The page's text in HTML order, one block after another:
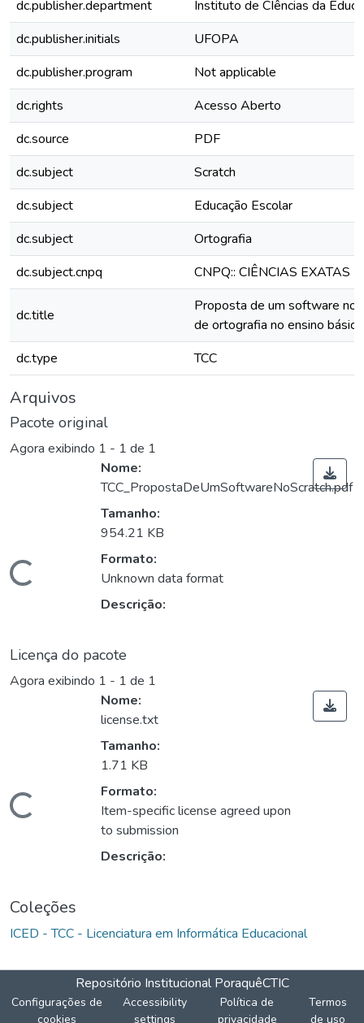
dc.publisher.department
Instituto de CIências da
dc.publisher.initials
UFOPA
dc.publisher.program
Not applicable
dc.rights
Acesso Aberto
dc.source
PDF
dc.subject
Scratch
dc.subject
Educação Escolar
dc.subject
Ortografia
dc.subject.cnpq
CNPQ:: CIÊNCIAS EXATAS
dc.title
Proposta de um software no
de ortografia no ensino básico
dc.type
TCC
Arquivos
Pacote original
Agora exibindo 1 - 1 de 1
Nome:
TCC_PropostaDeUmSoftwareNoScratch.pdf
Tamanho:
954.21 KB
Formato:
Unknown data format
Descrição:
Licença do pacote
Agora exibindo 1 - 1 de 1
Nome:
license.txt
Tamanho:
1.71 KB
Formato:
Item-specific license agreed upon
to submission
Descrição:
Coleções
ICED - TCC - Licenciatura em Informática Educacional
Repositório Institucional PoraquêCTIC
Configurações de
cookies
Accessibility
settings
Política de
privacidade
Termos
de uso